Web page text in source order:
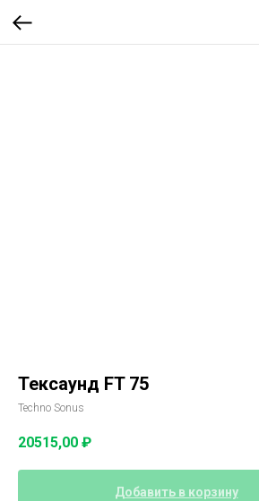
Тексаунд FT 75
Techno Sonus
20515,00 ₽
Добавить в корзину